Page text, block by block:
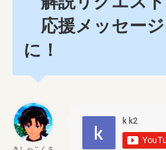
応援メッセー
に！